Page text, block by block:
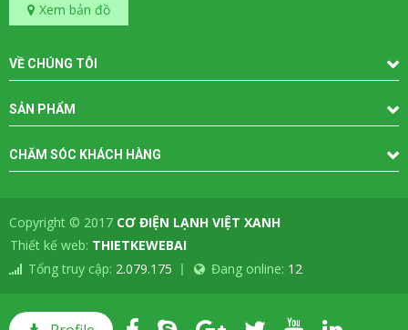
Xem bản đồ
VỀ CHÚNG TÔI
SẢN PHẨM
CHĂM SÓC KHÁCH HÀNG
Copyright © 2017 CƠ ĐIỆN LẠNH VIỆT XANH
Thiết kế web: THIETKEWEBAI
Tổng truy cập: 2.079.175 Đang online: 12